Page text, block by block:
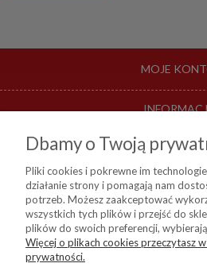
MOJE
O NAS
DOSTAWA I
KIM Sp. z o.
Dbamy o Twoją
Pliki cookies i pokrewne im
działanie strony i pomagają nam
potrzeb. Możesz zaakceptować
wszystkich tych plików i przejść do
plików do swoich preferencji,
Więcej o plikach cookies przeczytasz
prywatności.